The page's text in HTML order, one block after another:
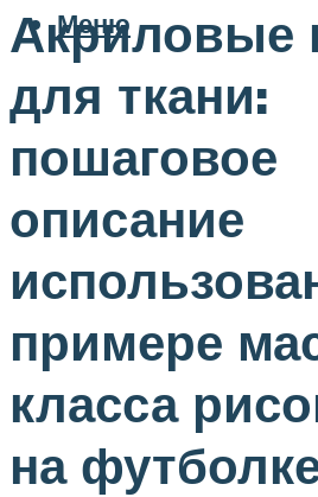
Меню
Акриловые
для ткани:
пошаговое
описание
примере
класса
на